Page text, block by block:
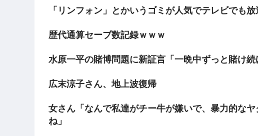
「リンフォン」とかいうゴミが人気でテレビでも
歴代通算セーブ数記録ｗｗｗ
水原一平の賭博問題に新証言「一晩中ずっと賭け
広末涼子さん、地上波復帰
女さん「なんで私達がチー牛が嫌いで、暴力的な
ね」